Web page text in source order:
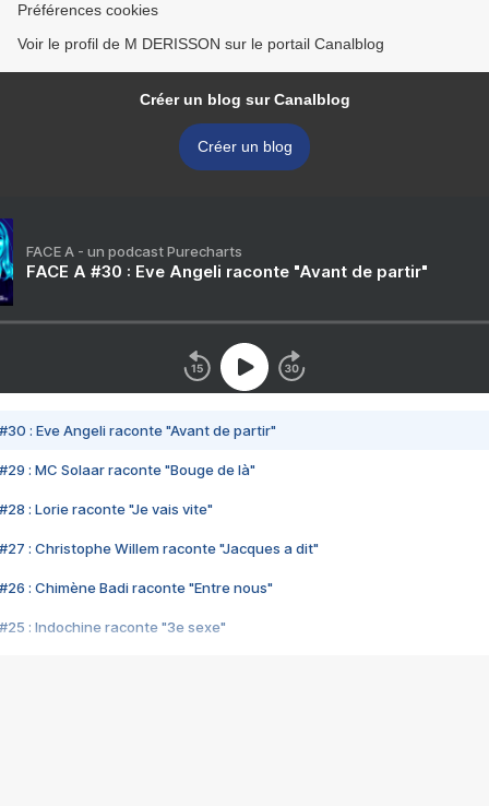
Préférences cookies
Voir le profil de M DERISSON sur le portail Canalblog
Créer un blog sur Canalblog
Créer un blog
FACE A - un podcast Purecharts
FACE A #30 : Eve Angeli raconte "Avant de partir"
#30 : Eve Angeli raconte "Avant de partir"
#29 : MC Solaar raconte "Bouge de là"
#28 : Lorie raconte "Je vais vite"
#27 : Christophe Willem raconte "Jacques a dit"
#26 : Chimène Badi raconte "Entre nous"
#25 : Indochine raconte "3e sexe"